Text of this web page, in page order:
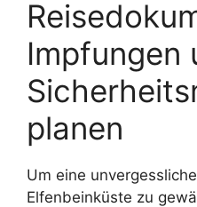
Impfungen
planen
Um eine
Elfenbeinküste zu